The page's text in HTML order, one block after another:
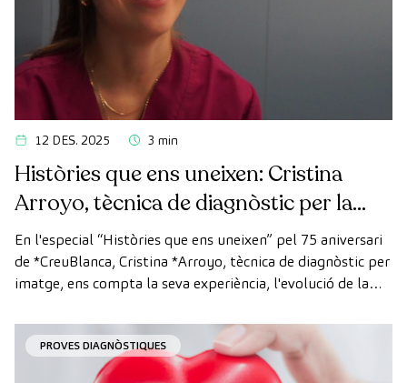
12 DES. 2025 3 min
Històries que ens uneixen: Cristina
Arroyo, tècnica de diagnòstic per la
imatge
En l'especial “Històries que ens uneixen” pel 75 aniversari
de *CreuBlanca, Cristina *Arroyo, tècnica de diagnòstic per
imatge, ens compta la seva experiència, l'evolució de la
cada diagnòstic
PROVES DIAGNÒSTIQUES